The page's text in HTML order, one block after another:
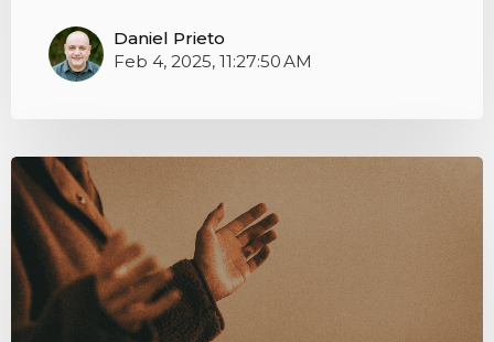
Daniel Prieto
Feb 4, 2025, 11:27:50 AM